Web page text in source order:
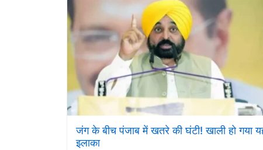
जंग के बीच पंजाब में खतरे की घंटी! खाली हो गया
इलाका